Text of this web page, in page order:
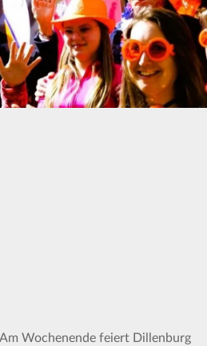
Wochenende feiert Dillenburg